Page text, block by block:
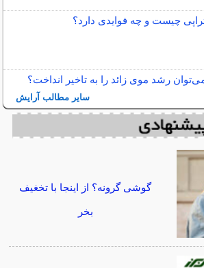
تراپی چیست و چه فوایدی دارد؟
رشد موی زائد را به تاخیر انداخت؟
سایر مطالب آرایش
گوشی گرونه؟ از اینجا با تخغیف
بخر